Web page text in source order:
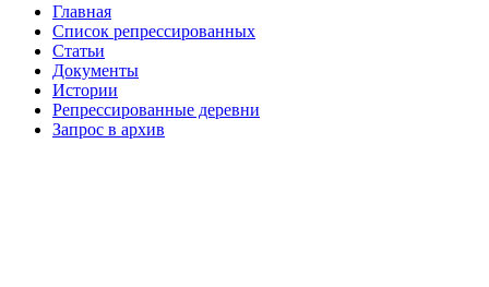
Главная
Список репрессированных
Статьи
Документы
Истории
Репрессированные деревни
Запрос в архив